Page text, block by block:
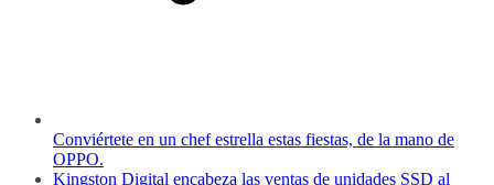
Conviértete en un chef estrella estas fiestas, de la mano de
OPPO.
Kingston Digital encabeza las ventas de unidades SSD al